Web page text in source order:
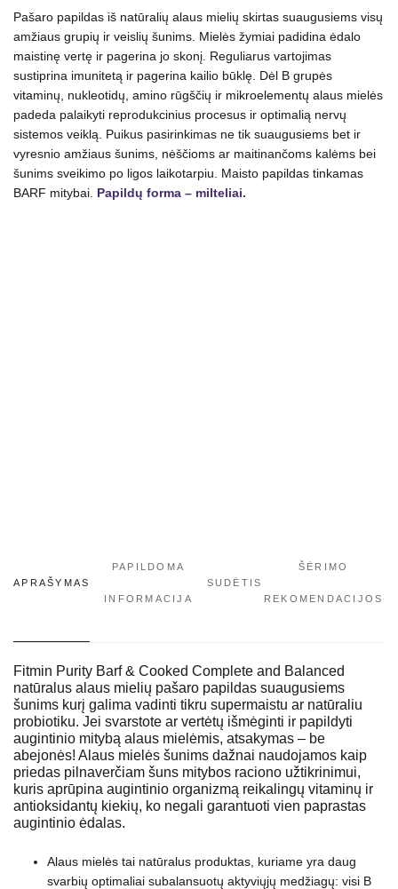
Pašaro papildas iš natūralių alaus mielių skirtas suaugusiems visų
amžiaus grupių ir veislių šunims. Mielės žymiai padidina ėdalo
maistinę vertę ir pagerina jo skonį. Reguliarus vartojimas
sustiprina imunitetą ir pagerina kailio būklę. Dėl B grupės
vitaminų, nukleotidų, amino rūgščių ir mikroelementų alaus mielės
padeda palaikyti reprodukcinius procesus ir optimalią nervų
sistemos veiklą. Puikus pasirinkimas ne tik suaugusiems bet ir
vyresnio amžiaus šunims, nėščioms ar maitinančoms kalėms bei
šunims sveikimo po ligos laikotarpiu. Maisto papildas tinkamas
BARF mitybai. Papildų forma – milteliai.
APRAŠYMAS
PAPILDOMA
INFORMACIJA
SUDĖTIS
ŠĖRIMO
REKOMENDACIJOS
Fitmin Purity Barf & Cooked Complete and Balanced
natūralus alaus mielių pašaro papildas suaugusiems
šunims kurį galima vadinti tikru supermaistu ar natūraliu
probiotiku. Jei svarstote ar vertėtų išmėginti ir papildyti
augintinio mitybą alaus mielėmis, atsakymas – be
abejonės! Alaus mielės šunims dažnai naudojamos kaip
priedas pilnaverčiam šuns mitybos raciono užtikrinimui,
kuris aprūpina augintinio organizmą reikalingų vitaminų ir
antioksidantų kiekių, ko negali garantuoti vien paprastas
augintinio ėdalas.
Alaus mielės tai natūralus produktas, kuriame yra daug
svarbių optimaliai subalansuotų aktyviųjų medžiagų: visi B